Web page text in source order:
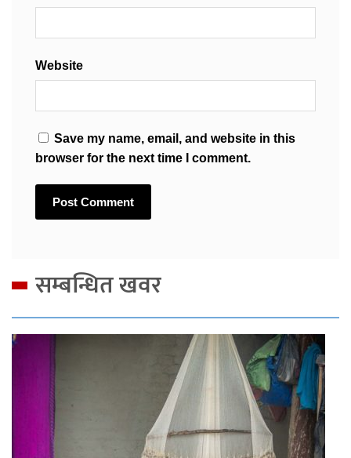
Website
Save my name, email, and website in this
browser for the next time I comment.
सम्बन्धित खवर